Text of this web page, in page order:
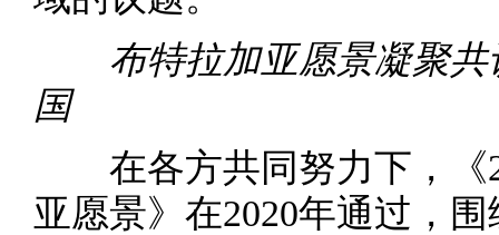
布特拉加亚愿景凝聚共
国
在各方共同努力下，《
亚愿景》在2020年通过，